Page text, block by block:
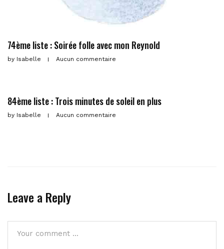
74ème liste : Soirée folle avec mon Reynold
by Isabelle Aucun commentaire
84ème liste : Trois minutes de soleil en plus
by Isabelle Aucun commentaire
Leave a Reply